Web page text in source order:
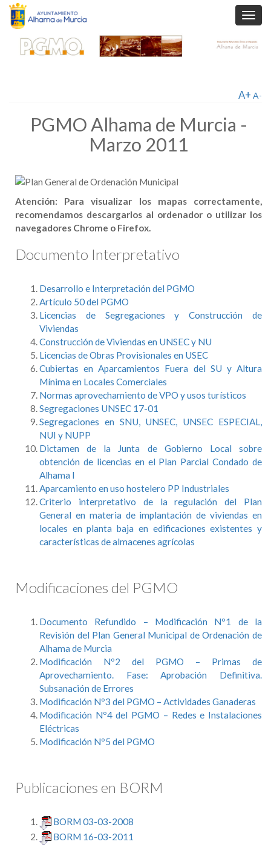
A+ A-
PGMO Alhama de Murcia -
Marzo 2011
Atención: Para visualizar los mapas correctamente,
recomendamos descargarlos al ordenador o utilizar los
navegadores Chrome o Firefox.
Documento Interpretativo
Desarrollo e Interpretación del PGMO
Artículo 50 del PGMO
Licencias de Segregaciones y Construcción de
Viviendas
Construcción de Viviendas en UNSEC y NU
Licencias de Obras Provisionales en USEC
Cubiertas en Aparcamientos Fuera del SU y Altura
Mínima en Locales Comerciales
Normas aprovechamiento de VPO y usos turísticos
Segregaciones UNSEC 17-01
Segregaciones en SNU, UNSEC, UNSEC ESPECIAL,
NUI y NUPP
Dictamen de la Junta de Gobierno Local sobre
obtención de licencias en el Plan Parcial Condado de
Alhama I
Aparcamiento en uso hostelero PP Industriales
Criterio interpretativo de la regulación del Plan
General en materia de implantación de viviendas en
locales en planta baja en edificaciones existentes y
características de almacenes agrícolas
Modificaciones del PGMO
Documento Refundido – Modificación Nº1 de la
Revisión del Plan General Municipal de Ordenación de
Alhama de Murcia
Modificación Nº2 del PGMO – Primas de
Aprovechamiento. Fase: Aprobación Definitiva.
Subsanación de Errores
Modificación Nº3 del PGMO – Actividades Ganaderas
Modificación Nº4 del PGMO – Redes e Instalaciones
Eléctricas
Modificación Nº5 del PGMO
Publicaciones en BORM
BORM 03-03-2008
BORM 16-03-2011